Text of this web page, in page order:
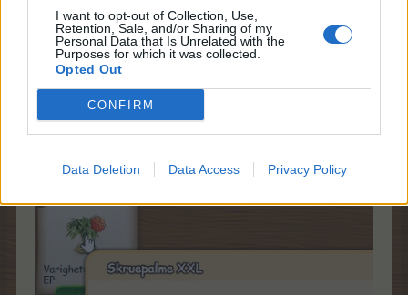
I want to opt-out of Collection, Use,
Retention, Sale, and/or Sharing of my
Personal Data that Is Unrelated with the
Purposes for which it was collected.
Opted Out
CONFIRM
Data Deletion Data Access Privacy Policy
Tak for meldingen, Pandafrukt & Skruepalme skal vist
lige rettes lidt til. Det giver vi videre.
Frugter fra et træ hedder ikke altid det samme som
træet. og man kan altid se hvilke frugter et træ giver ved
frem: